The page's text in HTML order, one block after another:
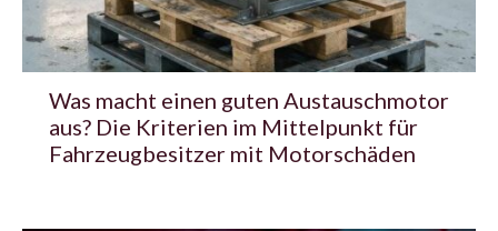
Was macht einen guten Austauschmotor
aus? Die Kriterien im Mittelpunkt für
Fahrzeugbesitzer mit Motorschäden